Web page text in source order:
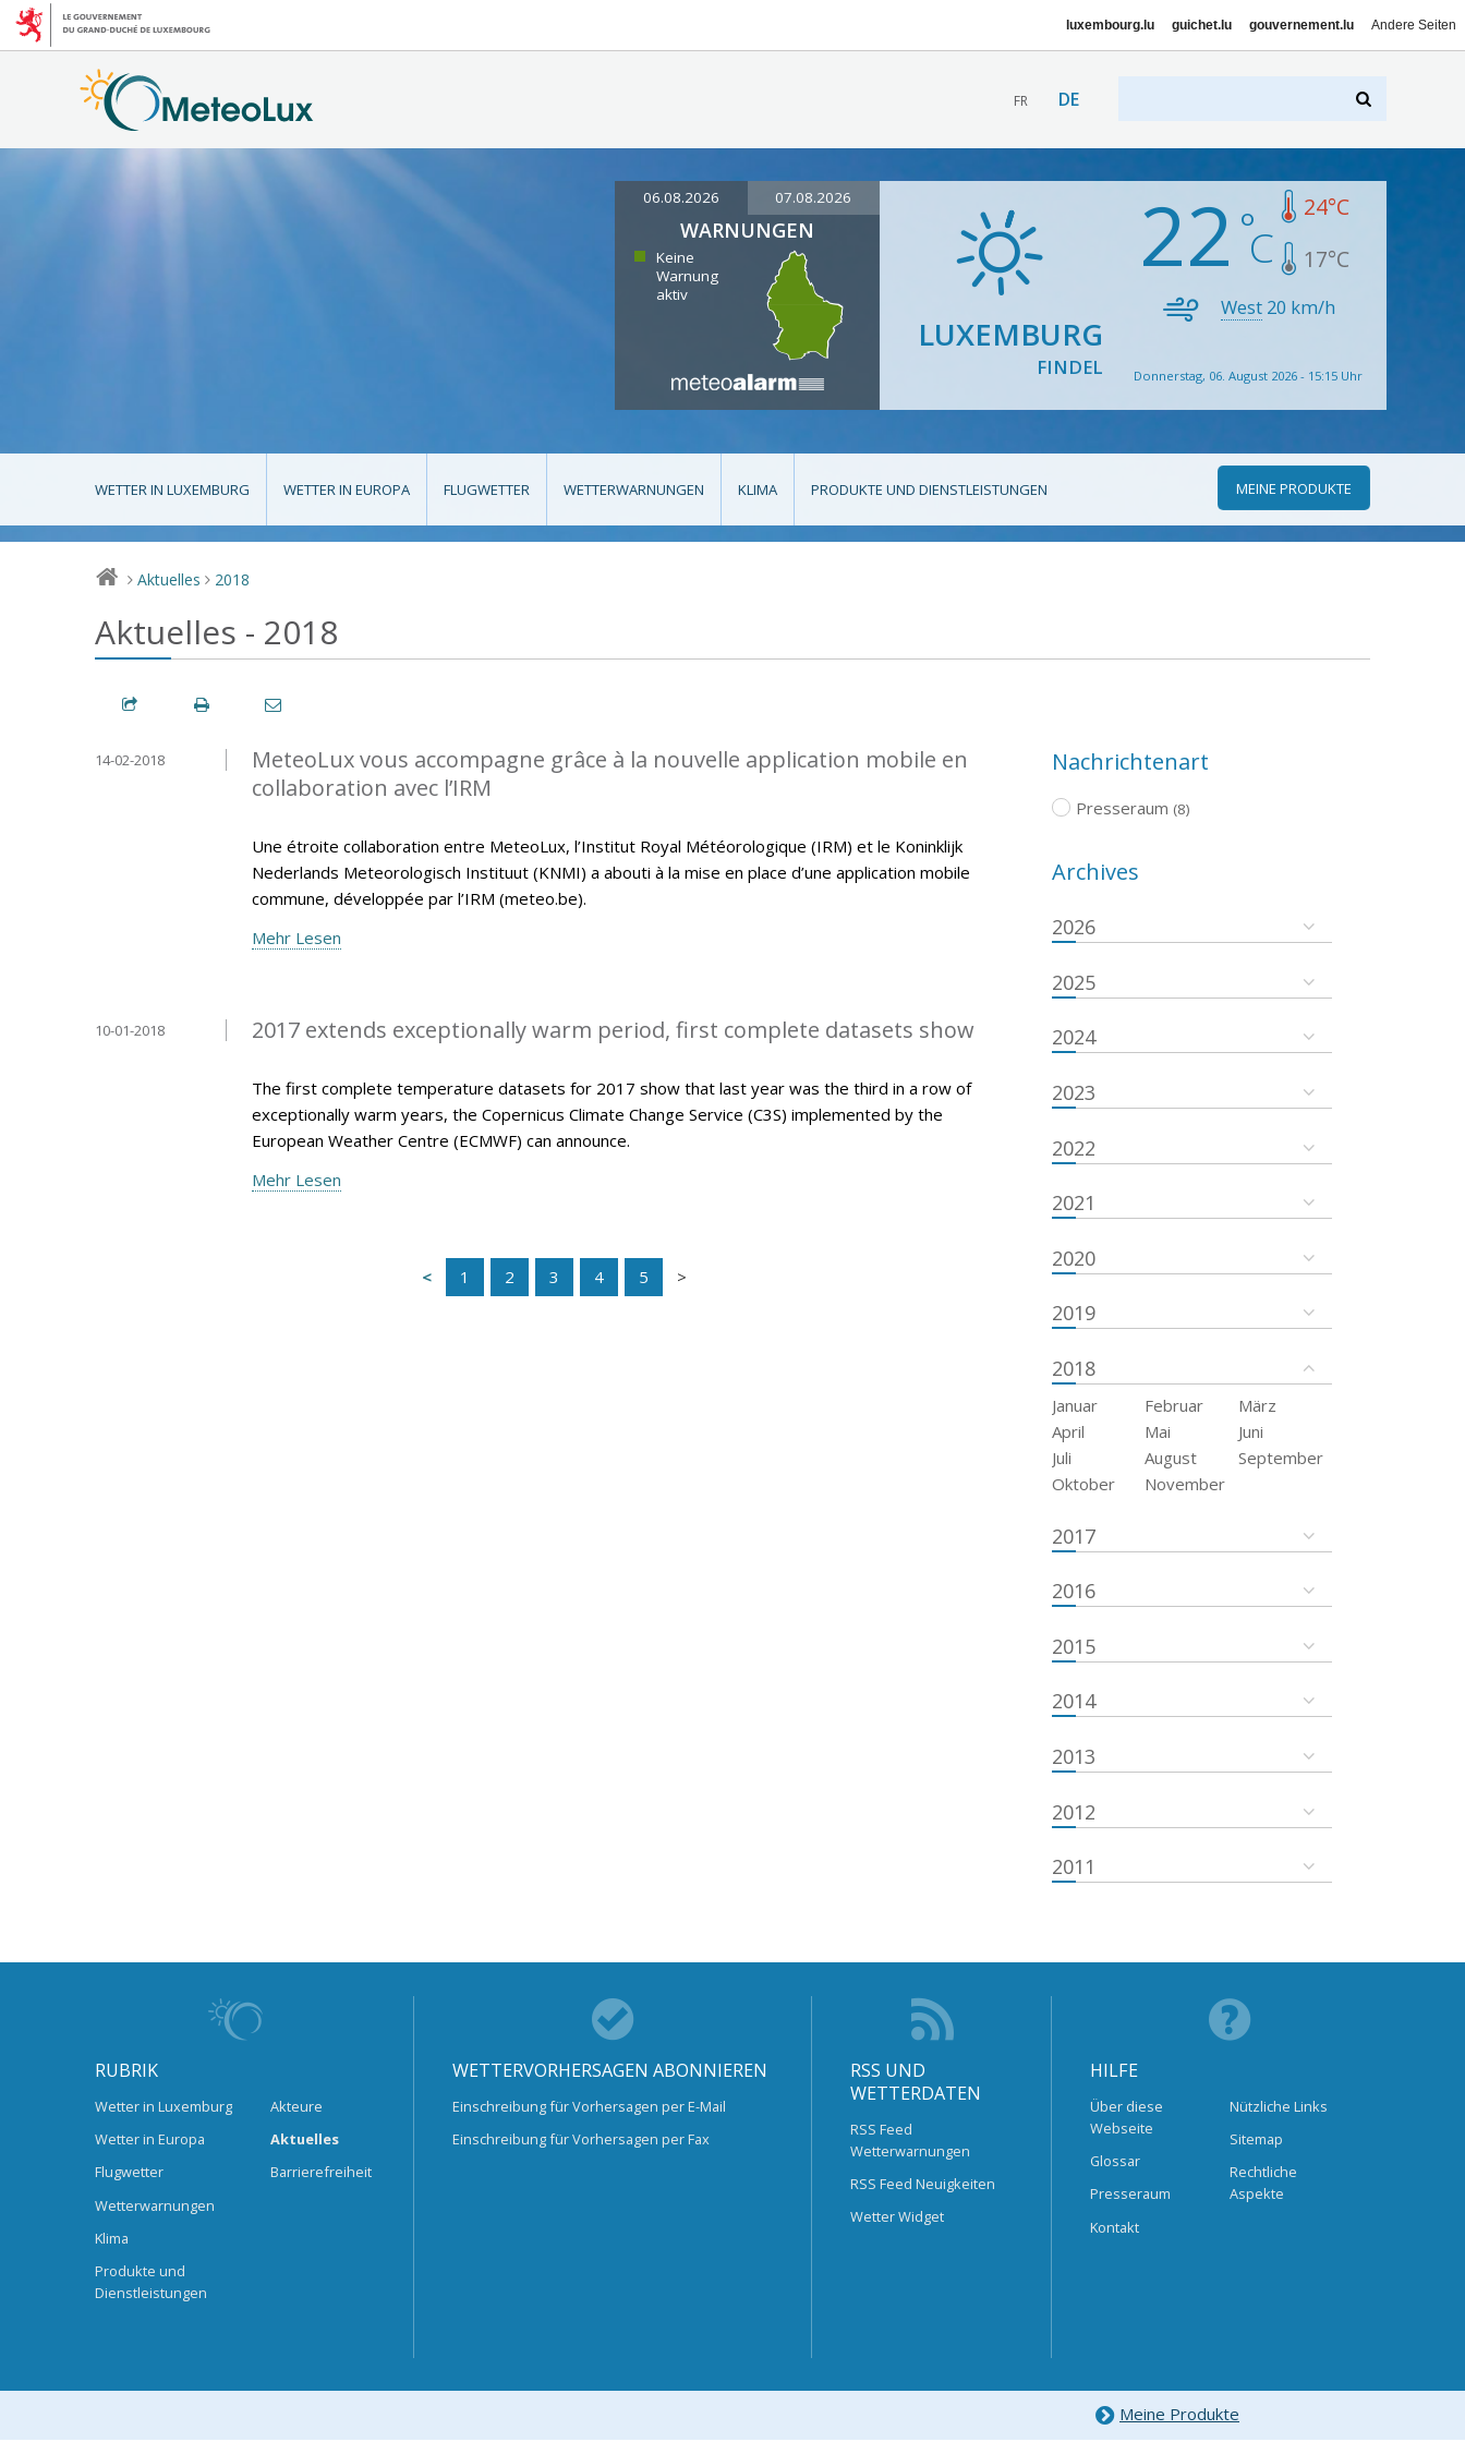
luxembourg.lu guichet.lu gouvernement.lu Andere Seiten
FR DE
06.08.2026 07.08.2026
WARNUNGEN
Keine
Warnung
aktiv
LUXEMBURG
FINDEL
22 24°C
17°C
West 20 km/h
Donnerstag, 06. August 2026 - 15:15 Uhr
WETTER IN LUXEMBURG WETTER IN EUROPA FLUGWETTER WETTERWARNUNGEN KLIMA PRODUKTE UND DIENSTLEISTUNGEN MEINE PRODUKTE
> Aktuelles > 2018
Aktuelles - 2018
MeteoLux vous accompagne grâce à la nouvelle application mobile en
collaboration avec l’IRM
14-02-2018
Une étroite collaboration entre MeteoLux, l’Institut Royal Météorologique (IRM) et le Koninklijk
Nederlands Meteorologisch Instituut (KNMI) a abouti à la mise en place d’une application mobile
commune, développée par l’IRM (meteo.be).
Mehr Lesen
2017 extends exceptionally warm period, first complete datasets show
10-01-2018
The first complete temperature datasets for 2017 show that last year was the third in a row of
exceptionally warm years, the Copernicus Climate Change Service (C3S) implemented by the
European Weather Centre (ECMWF) can announce.
Mehr Lesen
1 2 3 4 5
Nachrichtenart
Presseraum (8)
Archives
2026
2025
2024
2023
2022
2021
2020
2019
2018
Januar Februar
März
April
Mai
Juni
Juli
August
September
Oktober
November
2017
2016
2015
2014
2013
2012
2011
RUBRIK
Wetter in Luxemburg
Wetter in Europa
Flugwetter
Wetterwarnungen
Klima
Produkte und
Dienstleistungen
Akteure
Aktuelles
Barrierefreiheit
WETTERVORHERSAGEN ABONNIEREN
Einschreibung für Vorhersagen per E-Mail
Einschreibung für Vorhersagen per Fax
RSS UND
WETTERDATEN
RSS Feed
Wetterwarnungen
RSS Feed Neuigkeiten
Wetter Widget
HILFE
Über diese
Webseite
Glossar
Presseraum
Kontakt
Nützliche Links
Sitemap
Rechtliche
Aspekte
Meine Produkte